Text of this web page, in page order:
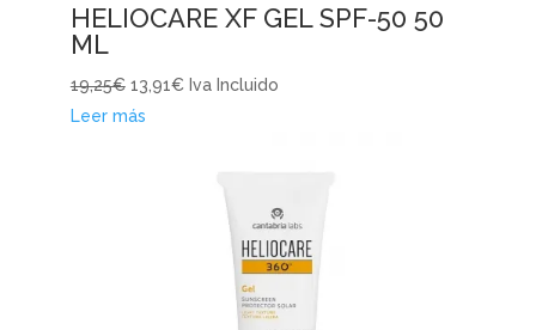
HELIOCARE XF GEL SPF-50 50
ML
19,25€ 13,91€ Iva Incluido
Leer más